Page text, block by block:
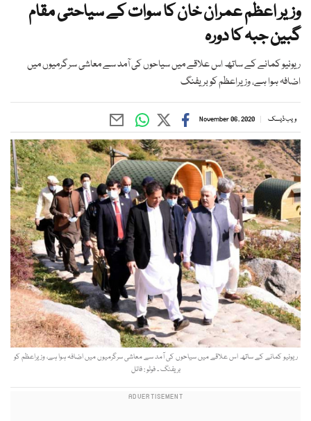
وزیر اعظم عمران خان کا سوات کے سیاحتی مقام
گبین جبہ کا دورہ
ریونیو کمانے کے ساتھ اس علاقے میں سیاحوں کی آمد سے معاشی سرگرمیوں میں
اضافہ ہوا ہے، وزیراعظم کو بریفنگ
ویب ڈیسک November 06, 2020
ریونیو کمانے کے ساتھ اس علاقے میں سیاحوں کی آمد سے معاشی سرگرمیوں میں اضافہ ہوا ہے، وزیراعظم کو
بریفنگ ۔ فوٹو : فائل